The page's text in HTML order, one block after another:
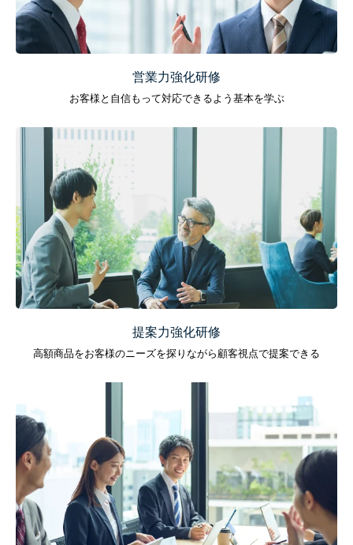
営業力強化研修
お客様と自信もって対応できるよう基本を学ぶ
提案力強化研修
高額商品をお客様のニーズを探りながら顧客視点で提案できる